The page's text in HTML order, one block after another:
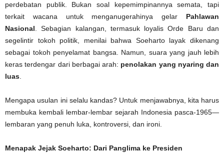
perdebatan publik. Bukan soal kepemimpinannya semata, tapi
terkait wacana untuk menganugerahinya gelar Pahlawan
Nasional. Sebagian kalangan, termasuk loyalis Orde Baru dan
segelintir tokoh politik, menilai bahwa Soeharto layak dikenang
sebagai tokoh penyelamat bangsa. Namun, suara yang jauh lebih
keras terdengar dari berbagai arah: penolakan yang nyaring dan
luas.
Mengapa usulan ini selalu kandas? Untuk menjawabnya, kita harus
membuka kembali lembar-lembar sejarah Indonesia pasca-1965—
lembaran yang penuh luka, kontroversi, dan ironi.
Menapak Jejak Soeharto: Dari Panglima ke Presiden